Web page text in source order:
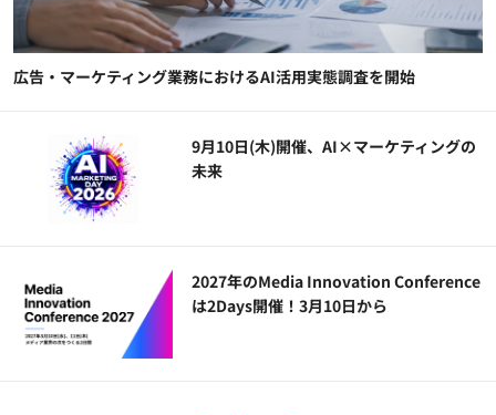
広告・マーケティング業務におけるAI活用実態調査を開始
9月10日(木)開催、AI×マーケティングの
未来
2027年のMedia Innovation Conference
は2Days開催！3月10日から